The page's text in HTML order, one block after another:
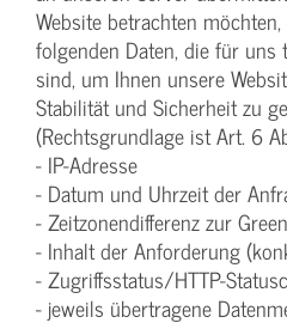
Website betrachten
folgenden Daten, die für
sind, um Ihnen unsere
Stabilität und Sicherheit zu
(Rechtsgrundlage ist Art. 6
- IP-Adresse
- Datum und Uhrzeit der
- Zeitzonendifferenz zur
- Inhalt der Anforderung
- Zugriffsstatus/HTTP-
- jeweils übertragene